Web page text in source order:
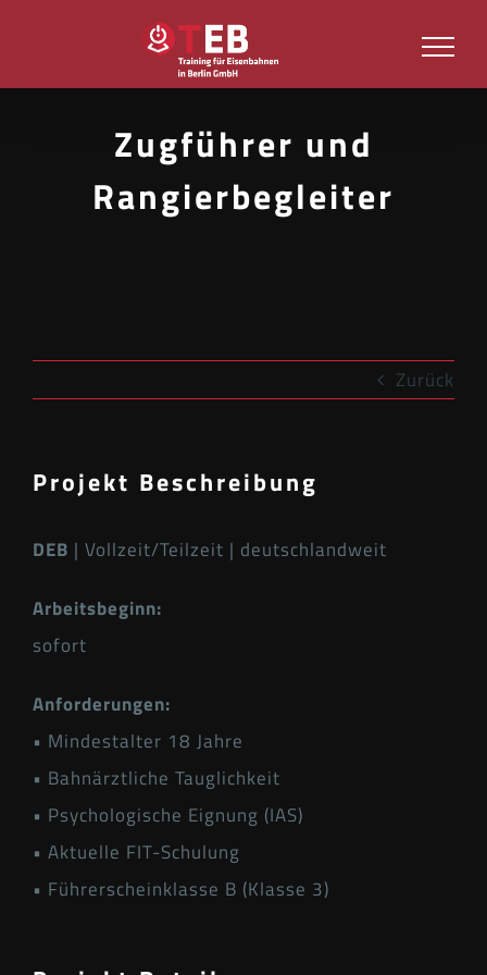
springen
Zugführer und
Rangierbegleiter
Zurück
Projekt Beschreibung
DEB | Vollzeit/Teilzeit | deutschlandweit
Arbeitsbeginn:
sofort
Anforderungen:
• Mindestalter 18 Jahre
• Bahnärztliche Tauglichkeit
• Psychologische Eignung (IAS)
• Aktuelle FIT-Schulung
• Führerscheinklasse B (Klasse 3)